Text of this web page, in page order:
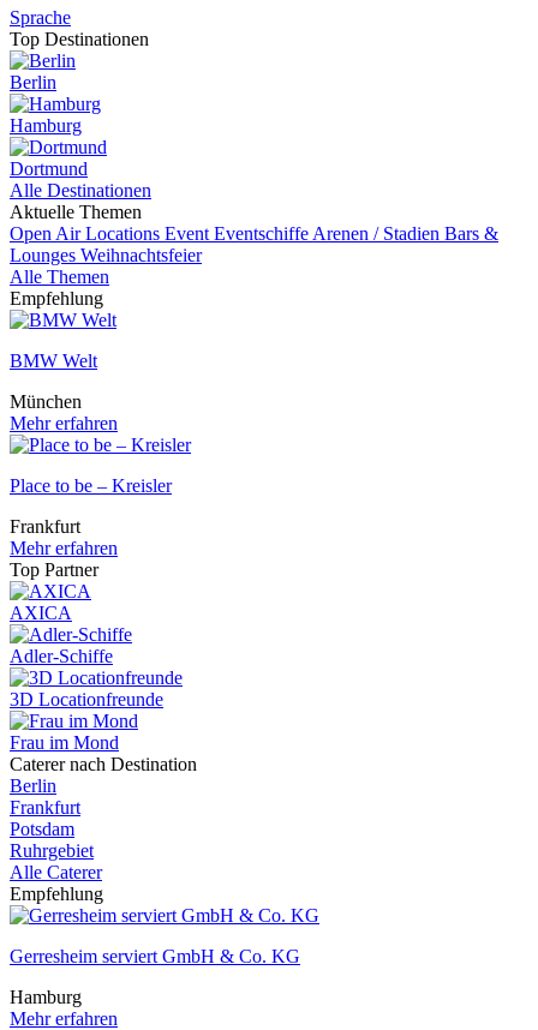
Sprache
Top Destinationen
Berlin
Hamburg
Dortmund
Alle Destinationen
Aktuelle Themen
Open Air Locations Event Eventschiffe Arenen / Stadien Bars &
Lounges Weihnachtsfeier
Alle Themen
Empfehlung
BMW Welt
München
Mehr erfahren
Place to be – Kreisler
Frankfurt
Mehr erfahren
Top Partner
AXICA
Adler-Schiffe
3D Locationfreunde
Frau im Mond
Caterer nach Destination
Berlin
Frankfurt
Potsdam
Ruhrgebiet
Alle Caterer
Empfehlung
Gerresheim serviert GmbH & Co. KG
Hamburg
Mehr erfahren